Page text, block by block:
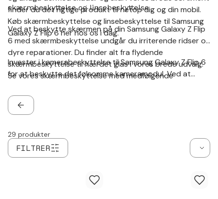
finder du det rigtige produkt til netop dig og din mobil.
Køb skærmbeskyttelse og linsebeskyttelse til Samsung
Galaxy Z Flip 6 her hos os i dag.
skærmbeskyttelse og linsebeskyttelse
Ved at beskytte skærmen på din Samsung Galaxy Z Flip
6 med skærmbeskyttelse undgår du irriterende ridser og
dyre reparationer. Du finder alt fra flydende
skærmbeskyttelse til hærdet glas i vores brede udvalg.
Se vores skærmbeskyttelse med medfølgende
Invester i kamerabeskyttelse til Samsung Galaxy Z Flip 6
for at beskytte det følsomme kameramodul. Ved at
for ridser og skader og sikrer dermed en god
billedkvalitet i hele ejerskabsperioden.
TILBAGE
FILTRER
29 produkter